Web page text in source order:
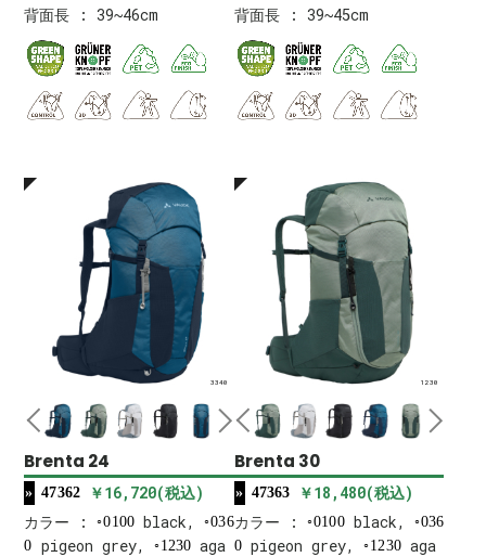
背面長 : 39~46cm
背面長 : 39~45cm
3340
Brenta 24
47362
￥16,720(税込)
カラー : 0100 black, 036
0 pigeon grey, 1230 aga
1230
Brenta 30
47363
￥18,480(税込)
カラー :
0100black,
036
0 pigeon grey, 1230aga